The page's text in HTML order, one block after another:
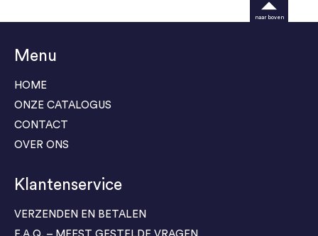
Menu
HOME
ONZE CATALOGUS
CONTACT
OVER ONS
Klantenservice
VERZENDEN EN BETALEN
naar boven